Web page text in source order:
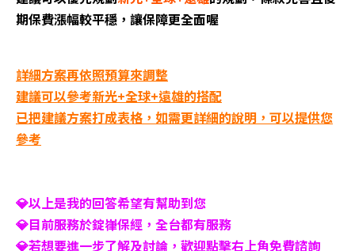
期保費漲幅較平穩，讓保障更全面喔
詳細方案再依照預算來調整
建議可以參考新光+全球+遠雄的搭配
已把建議方案打成表格，如需更詳細的說明，可以提供您
參考
💎以上是我的回答希望有幫助到您
💎目前服務於錠嵂保經，全台都有服務
💎若想要進一步了解及討論，歡迎點擊右上角免費諮詢